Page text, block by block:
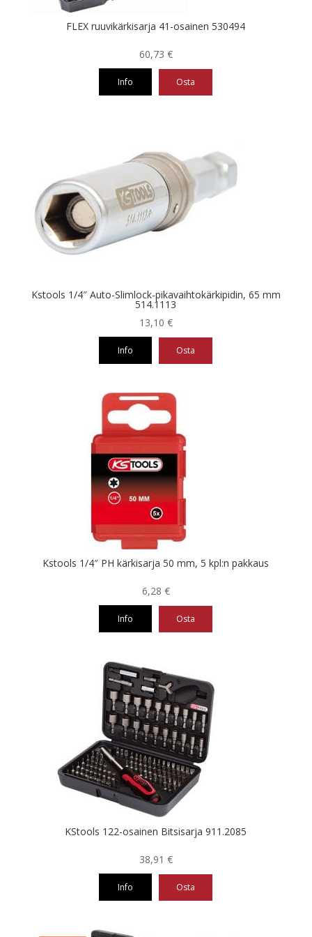
FLEX ruuvikärkisarja 41-osainen 530494
60,73 €
Info Osta
Kstools 1/4″ Auto-Slimlock-pikavaihtokärkipidin, 65 mm
514.1113
13,10 €
Info Osta
Kstools 1/4″ PH kärkisarja 50 mm, 5 kpl:n pakkaus
6,28 €
Info Osta
tuotteen
sivulla.
KStools 122-osainen Bitsisarja 911.2085
38,91 €
Info Osta